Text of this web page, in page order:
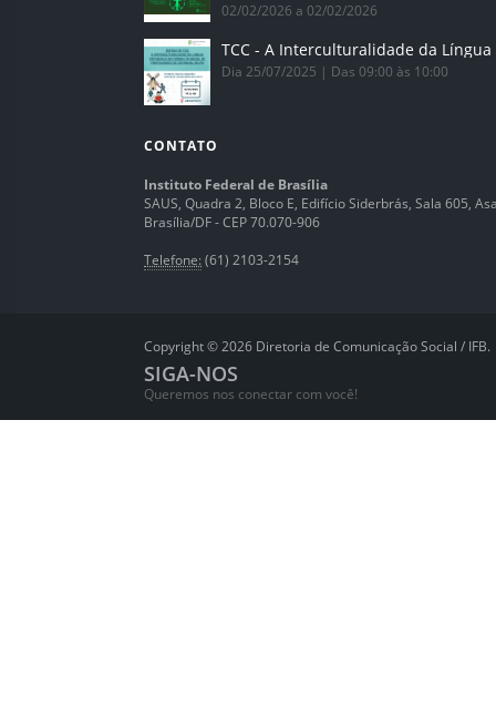
02/02/2026 a 02/02/2026
Dia 25/07/2025 | Das 09:00 às 10:00
CONTATO
Instituto Federal de Brasília
SAUS, Quadra 2, Bloco E, Edifício Siderbrás, Sala 605,
Brasília/DF - CEP 70.070-906
Telefone: (61) 2103-2154
Copyright © 2026 Diretoria de Comunicação Social / IFB.
SIGA-NOS
Queremos nos conectar com você!